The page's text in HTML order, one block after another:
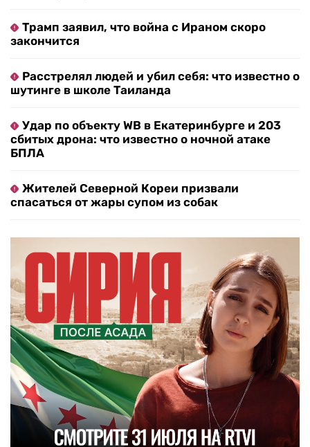
Трамп заявил, что война с Ираном скоро
закончится
Расстрелял людей и убил себя: что известно о
шутинге в школе Таиланда
Удар по объекту WB в Екатеринбурге и 203
сбитых дрона: что известно о ночной атаке
БПЛА
Жителей Северной Кореи призвали
спасаться от жары супом из собак